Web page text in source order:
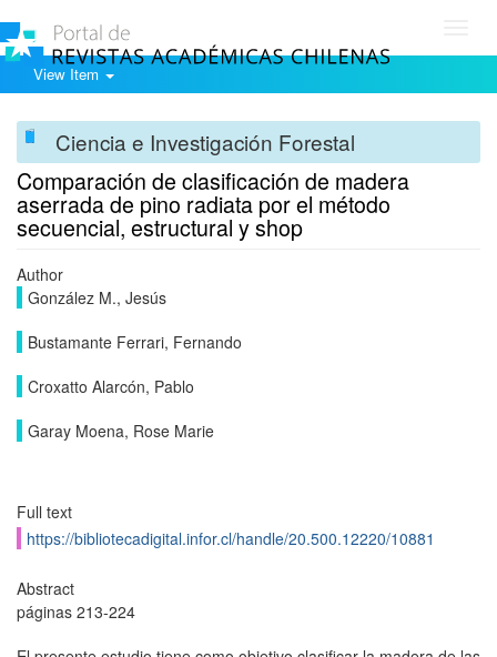
View Item
Ciencia e Investigación Forestal
Comparación de clasificación de madera
aserrada de pino radiata por el método
secuencial, estructural y shop
Author
González M., Jesús
Bustamante Ferrari, Fernando
Croxatto Alarcón, Pablo
Garay Moena, Rose Marie
Full text
https://bibliotecadigital.infor.cl/handle/20.500.12220/10881
Abstract
páginas 213-224